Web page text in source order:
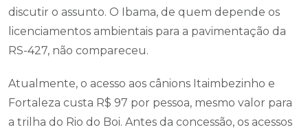
discutir o assunto. O Ibama, de quem depende os
licenciamentos ambientais para a pavimentação da
RS-427, não compareceu.
Atualmente, o acesso aos cânions Itaimbezinho e
Fortaleza custa R$ 97 por pessoa, mesmo valor para
a trilha do Rio do Boi. Antes da concessão, os acessos